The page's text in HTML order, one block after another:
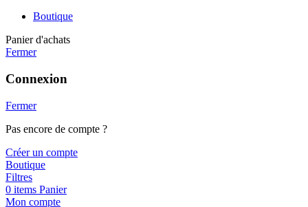
Boutique
Panier d'achats
Fermer
Connexion
Fermer
Pas encore de compte ?
Créer un compte
Boutique
Filtres
0 items Panier
Mon compte